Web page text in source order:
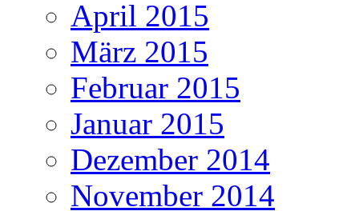
April 2015
März 2015
Februar 2015
Januar 2015
Dezember 2014
November 2014